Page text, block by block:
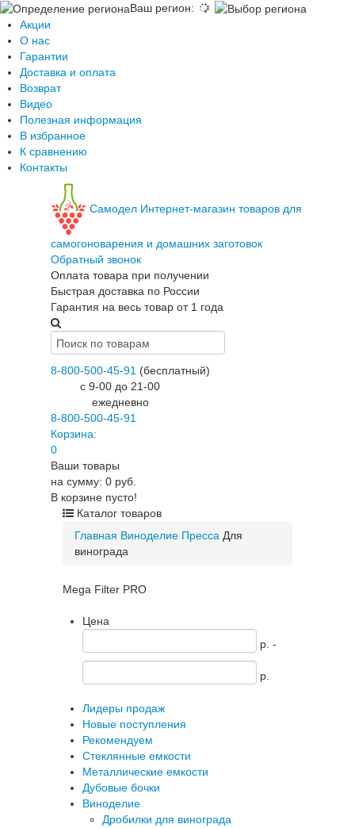
Ваш регион:
Акции
О нас
Гарантии
Доставка и оплата
Возврат
Видео
Полезная информация
В избранное
К сравнению
Контакты
Самодел Интернет-магазин товаров для
самогоноварения и домашних заготовок
Обратный звонок
Оплата товара при получении
Быстрая доставка по России
Гарантия на весь товар от 1 года
8-800-500-45-91 (бесплатный)
c 9-00 до 21-00
ежедневно
8-800-500-45-91
Корзина:
0
Ваши товары
на сумму: 0 руб.
В корзине пусто!
Каталог товаров
Главная Виноделие Пресса Для
винограда
Mega Filter PRO
Цена
p. -
p.
Лидеры продаж
Новые поступления
Рекомендуем
Стеклянные емкости
Металлические емкости
Дубовые бочки
Виноделие
Дробилки для винограда